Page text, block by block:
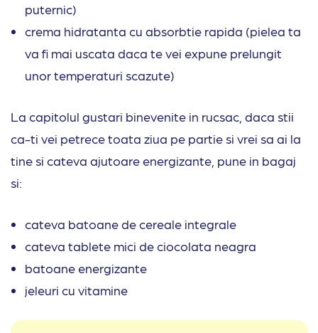
puternic)
crema hidratanta cu absorbtie rapida (pielea ta
va fi mai uscata daca te vei expune prelungit
unor temperaturi scazute)
La capitolul gustari binevenite in rucsac, daca stii
ca-ti vei petrece toata ziua pe partie si vrei sa ai la
tine si cateva ajutoare energizante, pune in bagaj
si:
cateva batoane de cereale integrale
cateva tablete mici de ciocolata neagra
batoane energizante
jeleuri cu vitamine